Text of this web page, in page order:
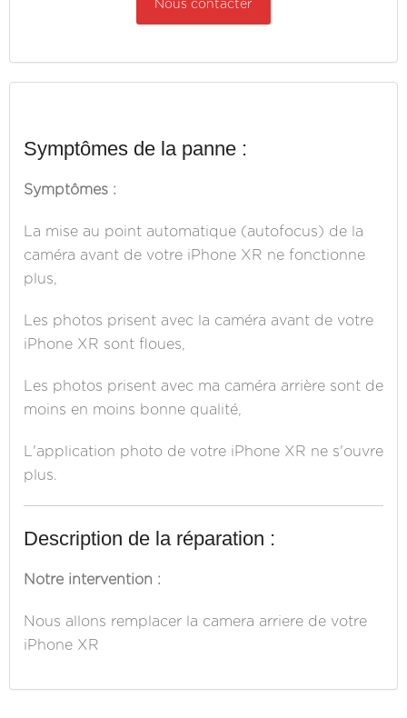
Nous contacter
Symptômes de la panne :
Symptômes :
La mise au point automatique (autofocus) de la
caméra avant de votre iPhone XR ne fonctionne
plus,
Les photos prisent avec la caméra avant de votre
iPhone XR sont floues,
Les photos prisent avec ma caméra arrière sont de
moins en moins bonne qualité,
L'application photo de votre iPhone XR ne s'ouvre
plus.
Description de la réparation :
Notre intervention :
Nous allons remplacer la camera arriere de votre
iPhone XR